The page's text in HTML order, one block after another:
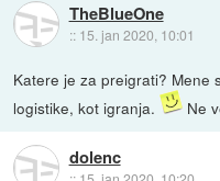
TheBlueOne
:: 15. jan 2020, 10:01
Katere je za preigrati? Mene
logistike, kot igranja.
Ne
dolenc